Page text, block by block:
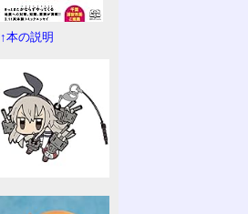
↑本の説明